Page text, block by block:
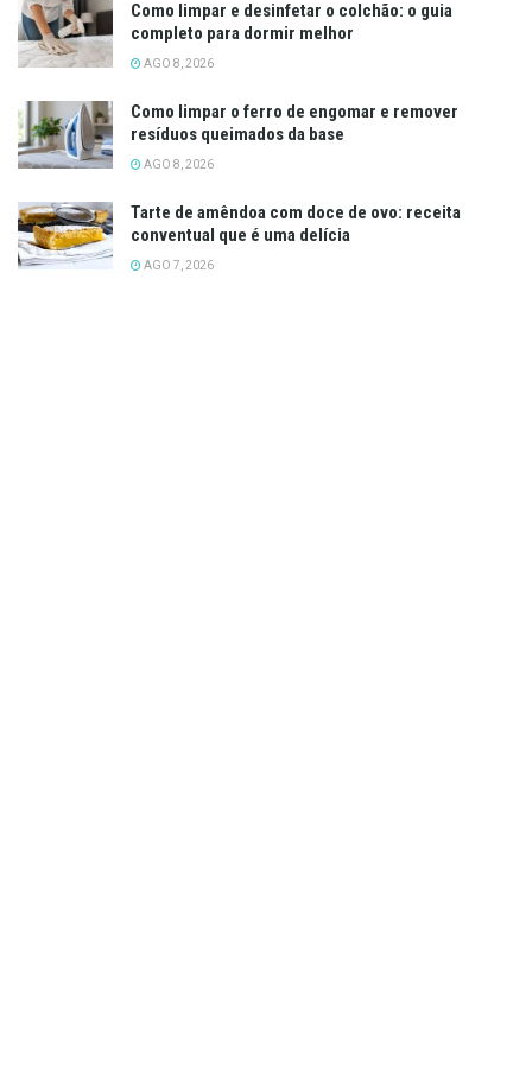
Como limpar e desinfetar o colchão: o guia
completo para dormir melhor
AGO 8, 2026
Como limpar o ferro de engomar e remover
resíduos queimados da base
AGO 8, 2026
Tarte de amêndoa com doce de ovo: receita
conventual que é uma delícia
AGO 7, 2026